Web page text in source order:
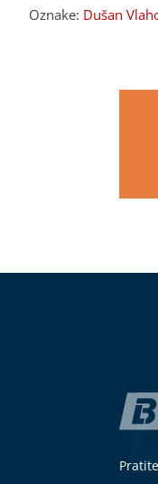
Oznake: Dušan
da žena ubica
"DJEVOJKA U
PRAVI BUREKE"